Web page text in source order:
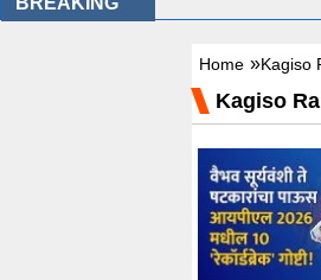
Home »Kagiso
Kagiso